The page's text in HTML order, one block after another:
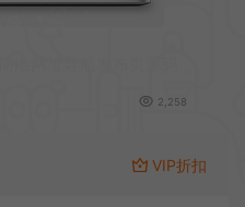
2,258
VIP折扣